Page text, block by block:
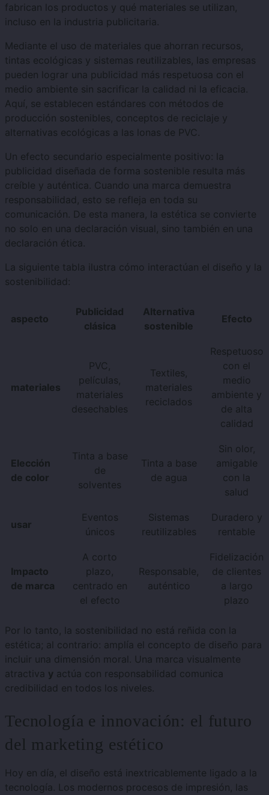
fabrican los productos y qué materiales se utilizan,
incluso en la industria publicitaria.
Mediante el uso de materiales que ahorran recursos,
tintas ecológicas y sistemas reutilizables, las empresas
pueden lograr una publicidad más respetuosa con el
medio ambiente sin sacrificar la calidad ni la eficacia.
Aquí, se establecen estándares con métodos de
producción sostenibles, conceptos de reciclaje y
alternativas ecológicas a las lonas de PVC.
Un efecto secundario especialmente positivo: la
publicidad diseñada de forma sostenible resulta más
creíble y auténtica. Cuando una marca demuestra
responsabilidad, esto se refleja en toda su
comunicación. De esta manera, la estética se convierte
no solo en una declaración visual, sino también en una
declaración ética.
La siguiente tabla ilustra cómo interactúan el diseño y la
sostenibilidad:
aspecto
Publicidad
clásica
Alternativa
sostenible
Efecto
materiales
PVC,
películas,
materiales
desechables
Textiles,
materiales
reciclados
Respetuoso
con el
medio
ambiente y
de alta
calidad
Elección
de color
Tinta a base
de
solventes
Tinta a base
de agua
Sin olor,
amigable
con la
salud
usar
Eventos
únicos
Sistemas
reutilizables
Duradero y
rentable
Impacto
de marca
A corto
plazo,
centrado en
el efecto
Responsable,
auténtico
Fidelización
de clientes
a largo
plazo
Por lo tanto, la sostenibilidad no está reñida con la
estética; al contrario: amplía el concepto de diseño para
incluir una dimensión moral. Una marca visualmente
atractiva y actúa con responsabilidad comunica
credibilidad en todos los niveles.
Tecnología e innovación: el futuro
del marketing estético
Hoy en día, el diseño está inextricablemente ligado a la
tecnología. Los modernos procesos de impresión, las